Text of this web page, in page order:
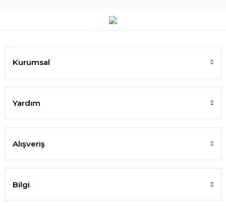
Kurumsal
Yardım
Alışveriş
Bilgi